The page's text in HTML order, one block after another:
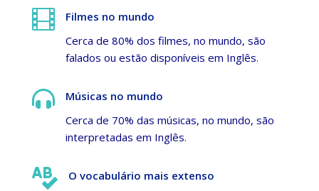

Filmes no mundo
Cerca de 80% dos filmes, no mundo, são
falados ou estão disponíveis em Inglês.

Músicas no mundo
Cerca de 70% das músicas, no mundo, são
interpretadas em Inglês.

O vocabulário mais extenso